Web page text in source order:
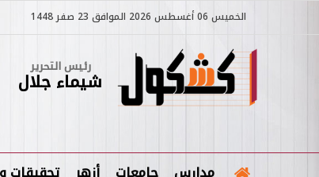
الخميس 06 أغسطس 2026 الموافق 23 صفر 1448
رئيس التحرير
شيماء جلال